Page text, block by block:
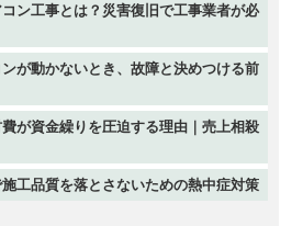
ン工事とは？災害復旧で工事業者が必
が動かないとき、故障と決めつける前
が資金繰りを圧迫する理由｜売上相殺
工品質を落とさないための熱中症対策